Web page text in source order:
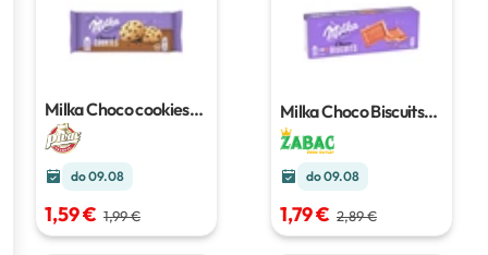
Milka Choco cookies
135g
do 09.08
1,59 € 1,99 €
Milka Choco Biscuits
150 g
do 09.08
1,79 € 2,89 €